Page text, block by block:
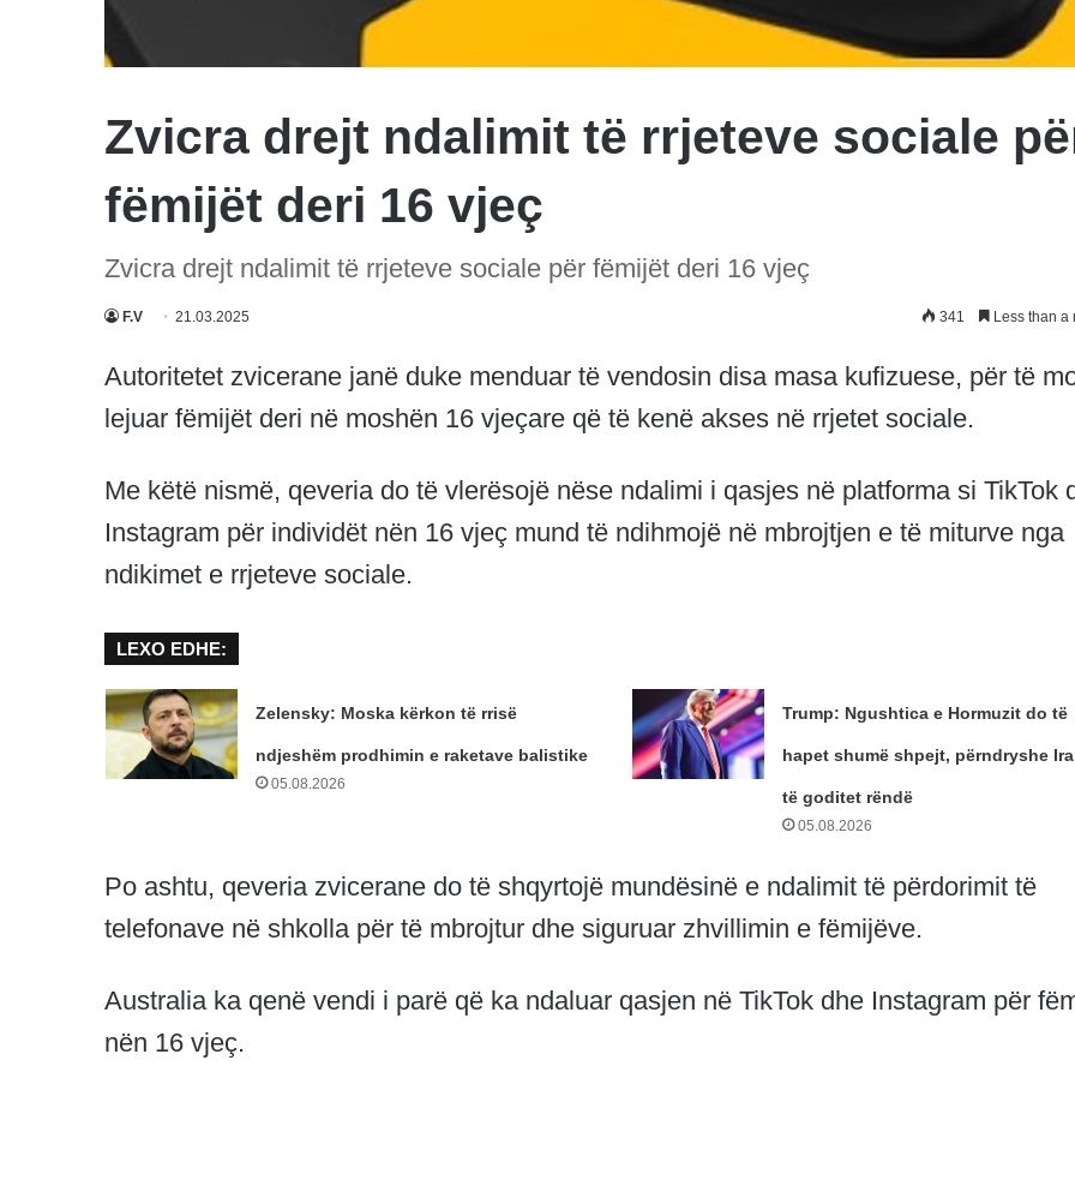
Zvicra drejt ndalimit të rrjeteve sociale
fëmijët deri 16 vjeç
Zvicra drejt ndalimit të rrjeteve sociale për fëmijët deri 16 vjeç
F.V 21.03.2025 341 Less than a
Autoritetet zvicerane janë duke menduar të vendosin disa masa kufizuese, për të
lejuar fëmijët deri në moshën 16 vjeçare që të kenë akses në rrjetet sociale.
Me këtë nismë, qeveria do të vlerësojë nëse ndalimi i qasjes në platforma si TikTok
Instagram për individët nën 16 vjeç mund të ndihmojë në mbrojtjen e të miturve nga
ndikimet e rrjeteve sociale.
LEXO EDHE:
Zelensky: Moska kërkon të rrisë
ndjeshëm prodhimin e raketave balistike
05.08.2026
Trump: Ngushtica e Hormuzit do të
hapet shumë shpejt, përndryshe
të goditet rëndë
05.08.2026
Po ashtu, qeveria zvicerane do të shqyrtojë mundësinë e ndalimit të përdorimit të
telefonave në shkolla për të mbrojtur dhe siguruar zhvillimin e fëmijëve.
Australia ka qenë vendi i parë që ka ndaluar qasjen në TikTok dhe Instagram për
nën 16 vjeç.